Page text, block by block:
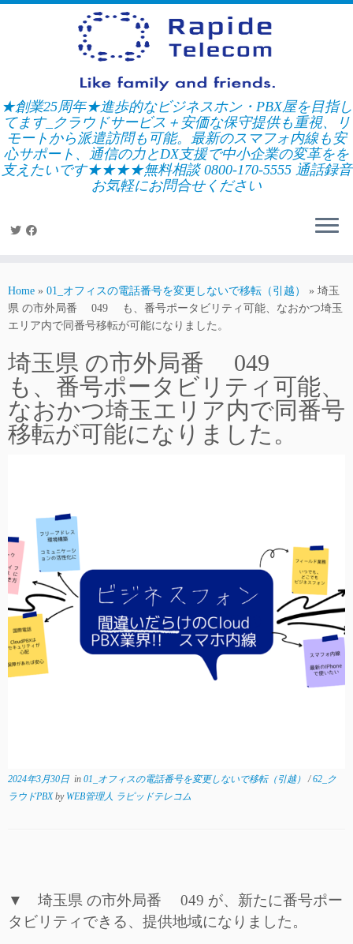
Skip
★創業25周年★進歩的なビジネスホン・PBX屋を目指し
てます_クラウドサービス＋安価な保守提供も重視、リ
モートから派遣訪問も可能。最新のスマフォ内線も安
心サポート、通信の力とDX支援で中小企業の変革をを
支えたいです★★★★無料相談 0800-170-5555 通話録音
お気軽にお問合せください
Home » 01_オフィスの電話番号を変更しないで移転（引越） » 埼玉
県 の市外局番 049 も、番号ポータビリティ可能、なおかつ埼玉
エリア内で同番号移転が可能になりました。
埼玉県 の市外局番 049
も、番号ポータビリティ可能、
なおかつ埼玉エリア内で同番号
移転が可能になりました。
2024年3月30日 in 01_オフィスの電話番号を変更しないで移転（引越）/62_ク
ラウドPBXby WEB管理人 ラピッドテレコム
▼ 埼玉県 の市外局番 049 が、新たに番号ポー
タビリティできる、 提供地域になりました。